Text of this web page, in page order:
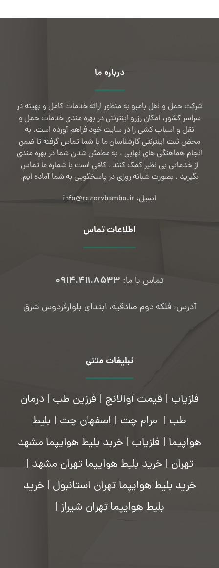
درباره ما
شرکت حمل و نقل بامبو به منظور ارائه خدمات کامل و بهینه در
سراسر کشور، امکان رزرو اینترنتی در بهره مندی خدمات حمل و
نقل و اسباب کشی را در سایت خود فراهم آورده است. به
محض ثبت اینترنتی کارشناسان ما با شما تماس گرفته تا ضمن
انجام هماهنگی های نهایی ، به مطمئن شدن شما در بهره مندی
از خدماتی بی نظیر کمک کنند . کافی است با شماره ما تماس
بگیرید . بصورت شبانه روزی در پاسخگویی به شما آماده ایم.
ایمیل: info@rezervbambo.ir
اطلاعات تماس
تماس با ما: ۰۹۱۴.۴۱۱.۸۵۳۳
آدرس: فلکه دوم صادقیه، ابتدای بلوارفردوس شرق
تبلیغات متنی
فلزیاب | قیمت آوالانچ | فرزین طب |درمان
طب | مرام چت | اصفهان چت | بلیط
هواپیما | فلزیاب | خرید بلیط هوایپما مشهد
تهران | خرید بلیط هوایپما تهران مشهد |
خرید بلیط هوایپما تهران استانبول | خرید
بلیط هوایپما تهران شیراز |